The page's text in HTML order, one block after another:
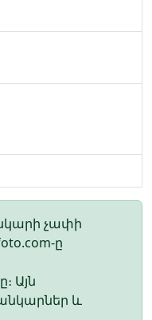
չափի
ը
Այն
և